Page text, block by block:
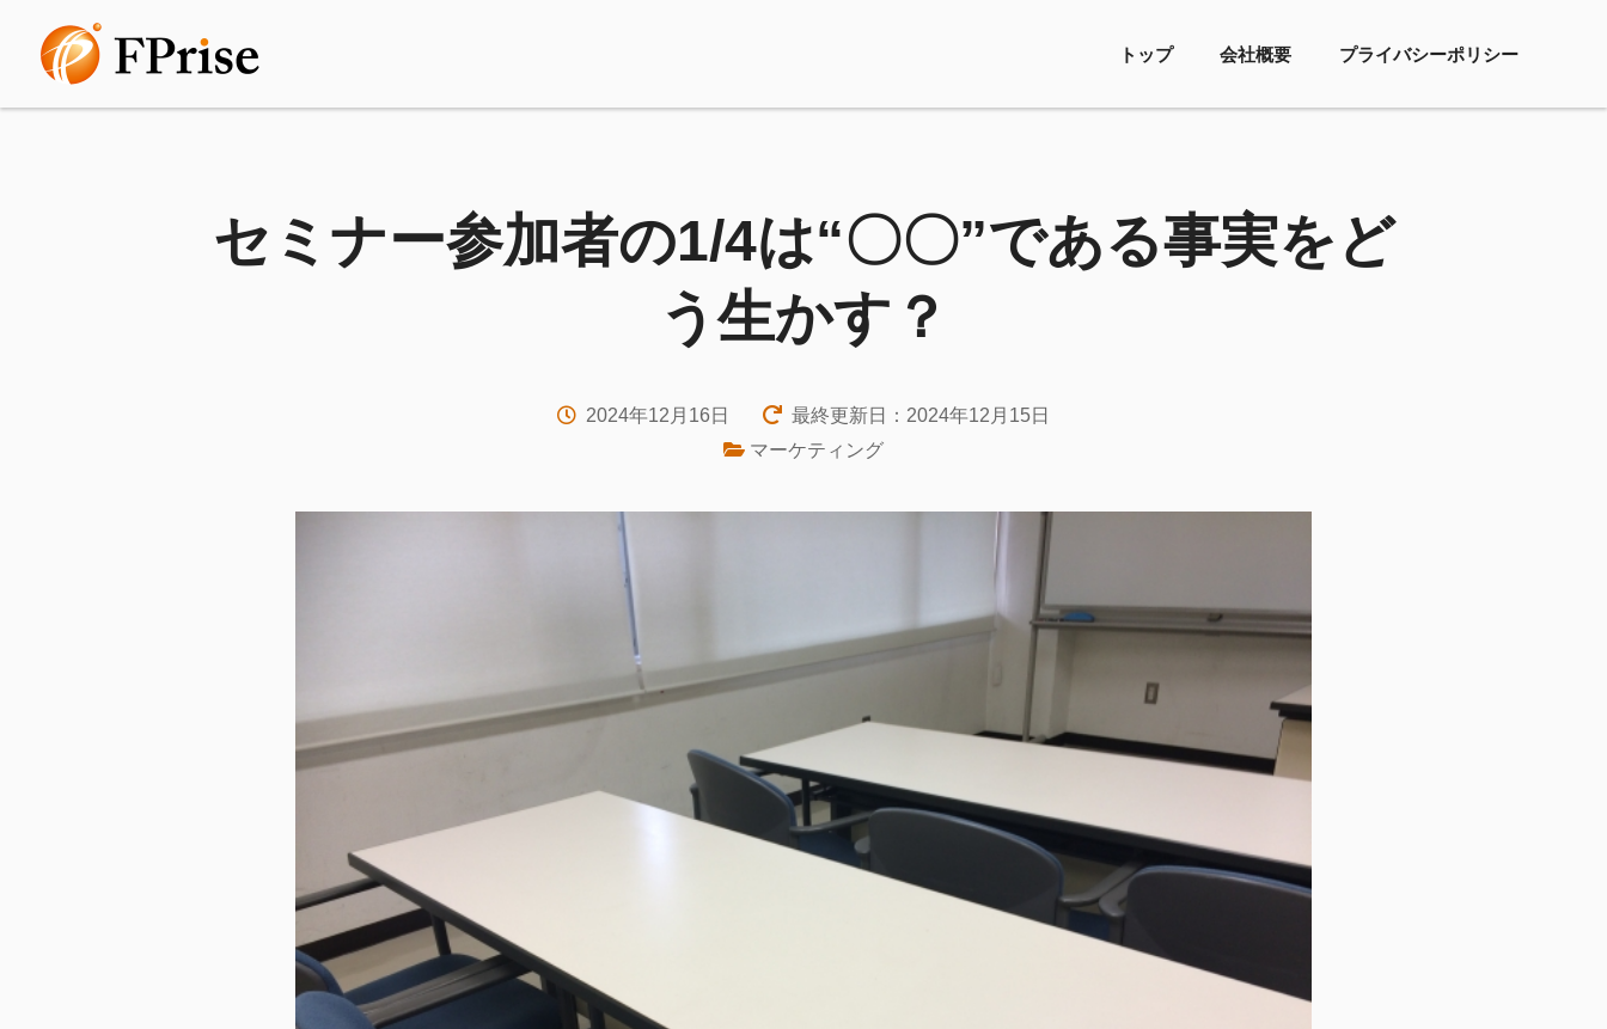
トップ 会社概要 プライバシーポリシー
セミナー参加者の1/4は“〇〇”である事実をど
う生かす？
2024年12月16日
最終更新日：2024年12月15日
マーケティング